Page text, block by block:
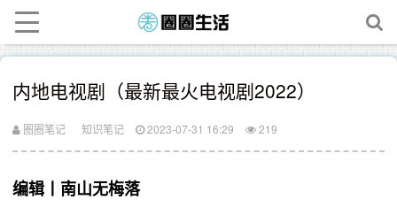
内地电视剧（最新最火电视剧2022）
圈圈笔记 知识笔记 2023-07-31 16:29 219
编辑丨南山无梅落